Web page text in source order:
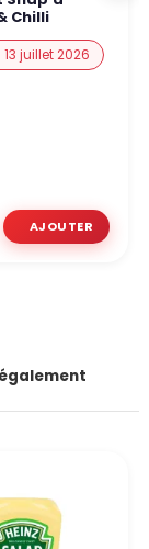
Chilli
13 juillet 2026